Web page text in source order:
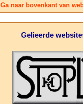
Ga naar bovenkant van
Gelieerde